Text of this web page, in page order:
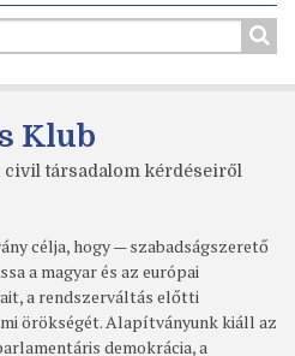
Klub
civil társadalom kérdéseiről
célja, hogy — szabadságszerető
a magyar és az európai
a rendszerváltás előtti
örökségét. Alapítványunk kiáll az
demokrácia, a